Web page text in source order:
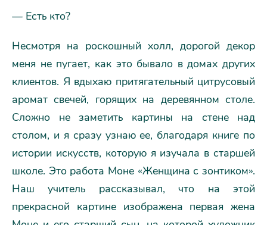
— Есть кто?
Несмотря на роскошный холл, дорогой декор
меня не пугает, как это бывало в домах других
клиентов. Я вдыхаю притягательный цитрусовый
аромат свечей, горящих на деревянном столе.
Сложно не заметить картины на стене над
столом, и я сразу узнаю ее, благодаря книге по
истории искусств, которую я изучала в старшей
школе. Это работа Моне «Женщина с зонтиком».
Наш учитель рассказывал, что на этой
прекрасной картине изображена первая жена